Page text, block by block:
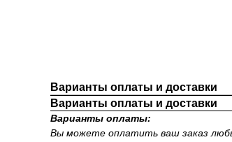
Варианты оплаты и доставки
Варианты оплаты и доставки
Варианты оплаты:
Вы можете оплатить ваш заказ